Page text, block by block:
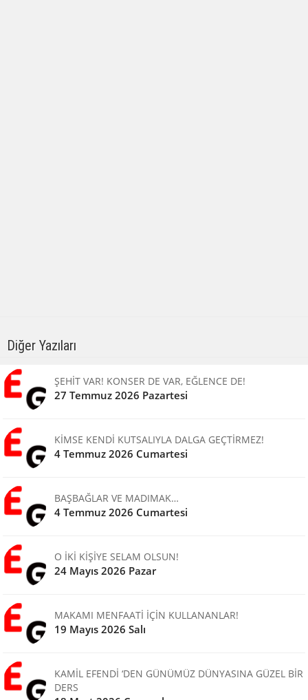
Diğer Yazıları
ŞEHİT VAR! KONSER DE VAR, EĞLENCE DE!
27 Temmuz 2026 Pazartesi
KİMSE KENDİ KUTSALIYLA DALGA GEÇTİRMEZ!
4 Temmuz 2026 Cumartesi
BAŞBAĞLAR VE MADIMAK…
4 Temmuz 2026 Cumartesi
O İKİ KİŞİYE SELAM OLSUN!
24 Mayıs 2026 Pazar
MAKAMI MENFAATİ İÇİN KULLANANLAR!
19 Mayıs 2026 Salı
KAMİL EFENDİ ‘DEN GÜNÜMÜZ DÜNYASINA GÜZEL BİR
DERS